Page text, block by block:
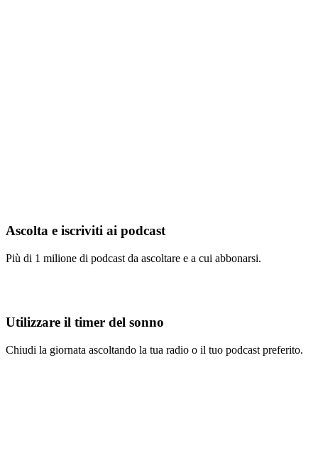
Ascolta e iscriviti ai podcast
Più di 1 milione di podcast da ascoltare e a cui abbonarsi.
Utilizzare il timer del sonno
Chiudi la giornata ascoltando la tua radio o il tuo podcast preferito.